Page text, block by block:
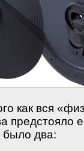
как вся
предстояло
было два: